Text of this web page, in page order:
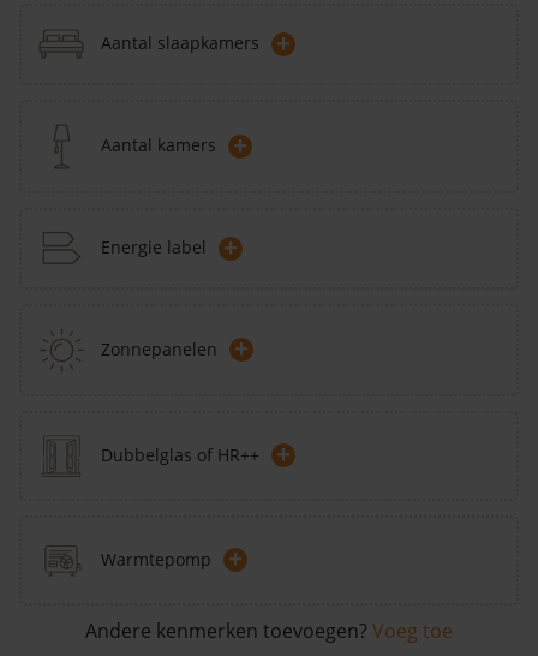
Aantal slaapkamers +
Aantal kamers +
Energie label +
Zonnepanelen +
Dubbelglas of HR++ +
Warmtepomp +
Andere kenmerken toevoegen? Voeg toe